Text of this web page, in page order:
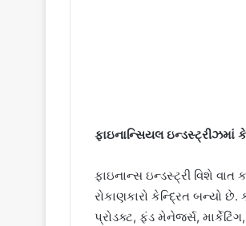
ફાઇનાન્સિયલ ઇન્ડસ્ટ્રીઝમાં
ફાઇનાન્સ ઇન્ડસ્ટ્રી વિશે
રોકાણકારો કેન્દ્રિત બન્યો
પ્રોડક્ટ, ફંડ મેનેજર્સ,